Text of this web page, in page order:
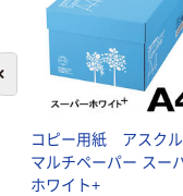
コピー用紙 アスク
マルチペーパー スー
ホワイト+
前のスライドへ
アスクル オリジ
ナルティッシュ
PEFC認証
￥428~ （税込）